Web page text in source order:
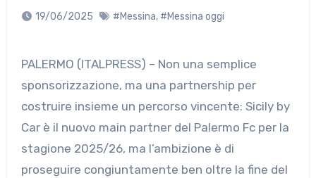
19/06/2025 #Messina, #Messina oggi
PALERMO (ITALPRESS) – Non una semplice
sponsorizzazione, ma una partnership per
costruire insieme un percorso vincente: Sicily by
Car è il nuovo main partner del Palermo Fc per la
stagione 2025/26, ma l’ambizione è di
proseguire congiuntamente ben oltre la fine del